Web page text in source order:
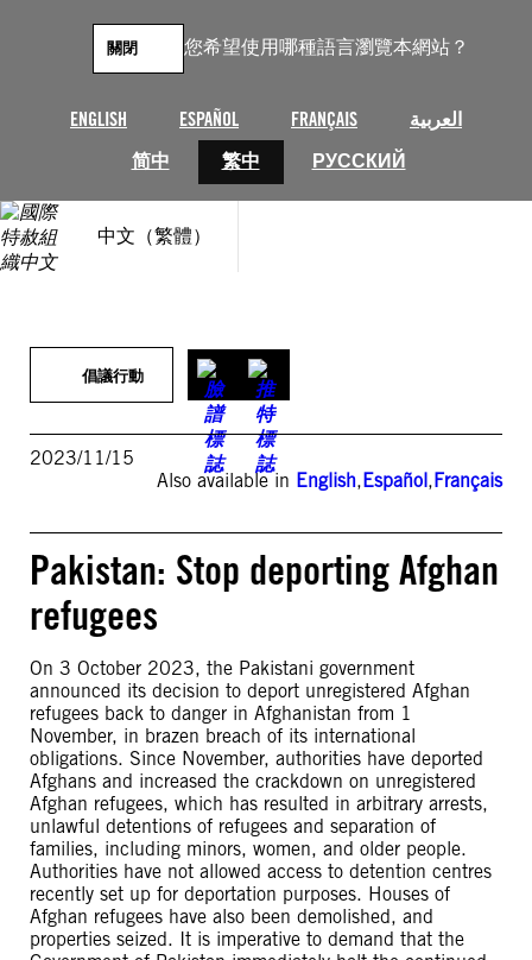
您希望使用哪種語言瀏覽本網站？
ENGLISH ESPAÑOL FRANÇAIS
العربية
简中
繁中 РУССКИЙ
關閉
中文（繁體）
倡議行動
2023/11/15
Also available in English,Español,Français
Pakistan: Stop deporting Afghan
refugees
On 3 October 2023, the Pakistani government
announced its decision to deport unregistered Afghan
refugees back to danger in Afghanistan from 1
November, in brazen breach of its international
obligations. Since November, authorities have deported
Afghans and increased the crackdown on unregistered
Afghan refugees, which has resulted in arbitrary arrests,
unlawful detentions of refugees and separation of
families, including minors, women, and older people.
Authorities have not allowed access to detention centres
recently set up for deportation purposes. Houses of
Afghan refugees have also been demolished, and
properties seized. It is imperative to demand that the